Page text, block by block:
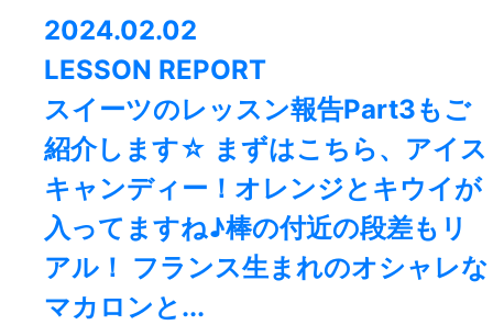
2024.02.02
LESSON REPORT
スイーツのレッスン報告Part3もご
紹介します☆ まずはこちら、アイス
キャンディー！オレンジとキウイが
入ってますね♪棒の付近の段差もリ
アル！ フランス生まれのオシャレな
マカロンと...